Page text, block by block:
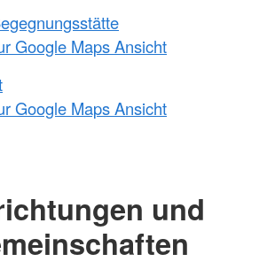
Google Maps Ansicht
Google Maps Ansicht
und